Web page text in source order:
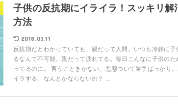
子供の反抗期にイライラ！スッキリ解
方法
2018.03.11
反抗期だとわかっていても、親だって人間。いつも冷静に子
るなんて不可能。親だって疲れてる。毎日こんなに子供のた
ってるのに。 言うこときかない、悪態ついて勝手ばっかり
イラする。なんとかならないの？ ...